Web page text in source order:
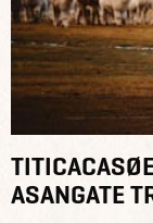
ASANGATE